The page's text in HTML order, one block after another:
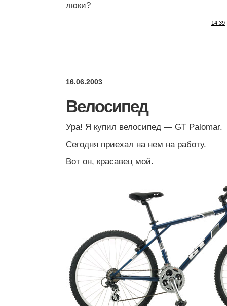
люки?
14:39
16.06.2003
Велосипед
Ура! Я купил велосипед — GT Palomar.
Сегодня приехал на нем на работу.
Вот он, красавец мой.